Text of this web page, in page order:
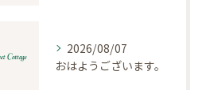
2026/08/07
おはようございます。